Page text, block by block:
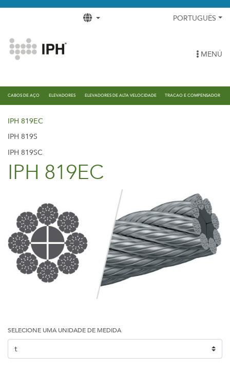
PORTUGUÊS
MENÚ
CABOS DE AÇO ELEVADORES ELEVADORES DE ALTA VELOCIDADE TRACAO E COMPENSADOR
IPH 819EC
IPH 819S
IPH 819SC
IPH 819EC
SELECIONE UMA UNIDADE DE MEDIDA